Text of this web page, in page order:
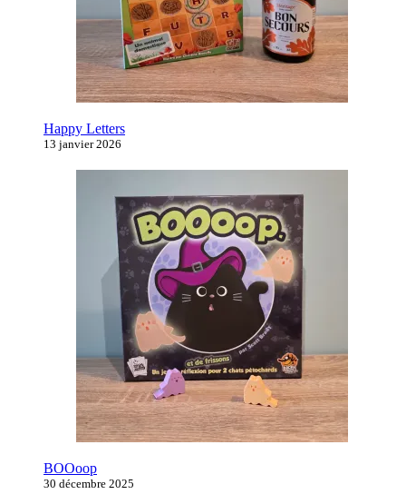
Happy Letters
13 janvier 2026
BOOoop
30 décembre 2025